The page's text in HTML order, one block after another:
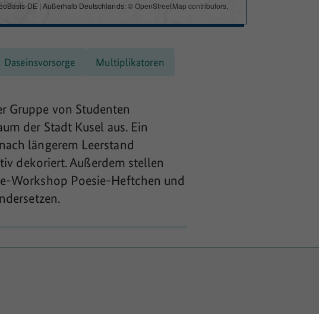
DE | Außerhalb Deutschlands: ©OpenStreetMap contributors
Daseinsvorsorge Multiplikatoren
Gruppe von Studenten
der Stadt Kusel aus. Ein
längerem Leerstand
dekoriert. Außerdem stellen
Workshop Poesie-Heftchen und